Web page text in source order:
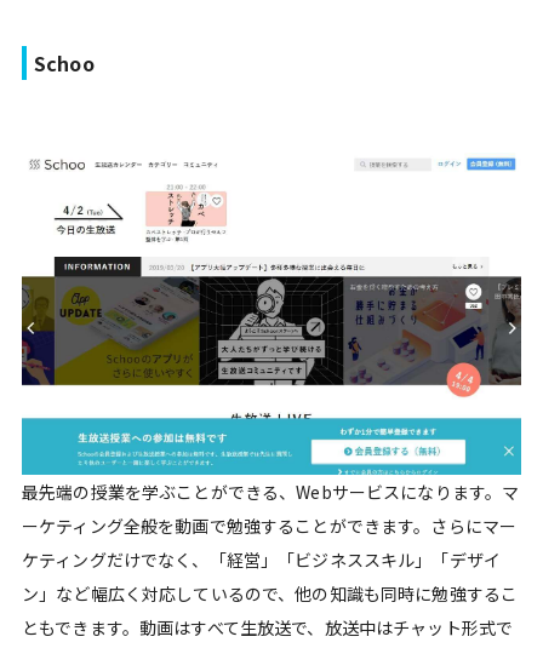
Schoo
最先端の授業を学ぶことができる、Webサービスになります。マ
ーケティング全般を動画で勉強することができます。さらにマー
ケティングだけでなく、「経営」「ビジネススキル」「デザイ
ン」など幅広く対応しているので、他の知識も同時に勉強するこ
ともできます。動画はすべて生放送で、放送中はチャット形式で